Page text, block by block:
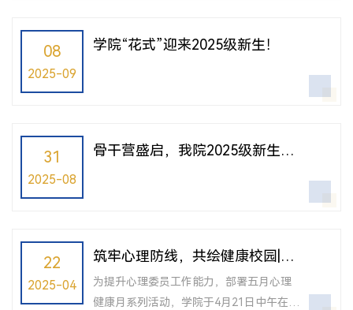
08
2025-09
学院“花式”迎来2025级新生！
31
2025-08
骨干营盛启，我院2025级新生携
22
2025-04
筑牢心理防线，共绘健康校园|我
院2025年度心理委员培训暨五月
心理健康月动员大会顺利举办
为提升心理委员工作能力，部署五月心理
健康月系列活动，学院于4月21日中午在工